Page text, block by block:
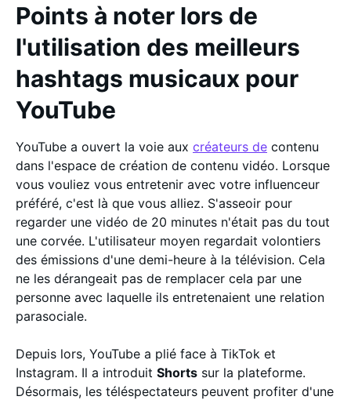
Points à noter lors de
l'utilisation des meilleurs
hashtags musicaux pour
YouTube
YouTube a ouvert la voie aux créateurs de contenu
dans l'espace de création de contenu vidéo. Lorsque
vous vouliez vous entretenir avec votre influenceur
préféré, c'est là que vous alliez. S'asseoir pour
regarder une vidéo de 20 minutes n'était pas du tout
une corvée. L'utilisateur moyen regardait volontiers
des émissions d'une demi-heure à la télévision. Cela
ne les dérangeait pas de remplacer cela par une
personne avec laquelle ils entretenaient une relation
parasociale.
Depuis lors, YouTube a plié face à TikTok et
Instagram. Il a introduit Shorts sur la plateforme.
Désormais, les téléspectateurs peuvent profiter d'une